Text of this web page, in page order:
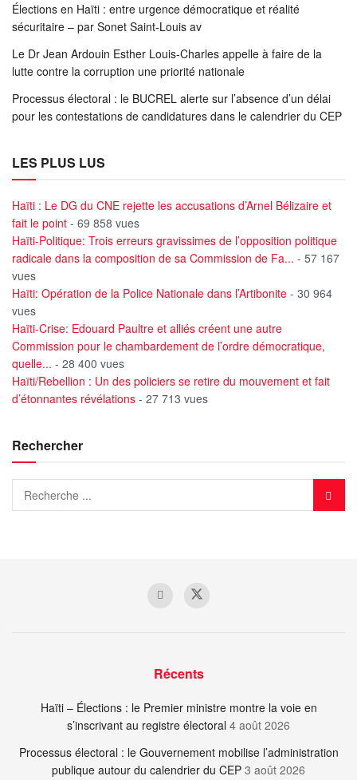
Élections en Haïti : entre urgence démocratique et réalité
sécuritaire – par Sonet Saint-Louis av
Le Dr Jean Ardouin Esther Louis-Charles appelle à faire de la
lutte contre la corruption une priorité nationale
Processus électoral : le BUCREL alerte sur l’absence d’un délai
pour les contestations de candidatures dans le calendrier du CEP
LES PLUS LUS
Haïti : Le DG du CNE rejette les accusations d’Arnel Bélizaire et
fait le point - 69 858 vues
Haïti-Politique: Trois erreurs gravissimes de l’opposition politique
radicale dans la composition de sa Commission de Fa... - 57 167
vues
Haïti: Opération de la Police Nationale dans l’Artibonite - 30 964
vues
Haïti-Crise: Edouard Paultre et alliés créent une autre
Commission pour le chambardement de l’ordre démocratique,
quelle... - 28 400 vues
Haïti/Rebellion : Un des policiers se retire du mouvement et fait
d’étonnantes révélations - 27 713 vues
Rechercher
Récents
Haïti – Élections : le Premier ministre montre la voie en
s’inscrivant au registre électoral 4 août 2026
Processus électoral : le Gouvernement mobilise l’administration
publique autour du calendrier du CEP 3 août 2026